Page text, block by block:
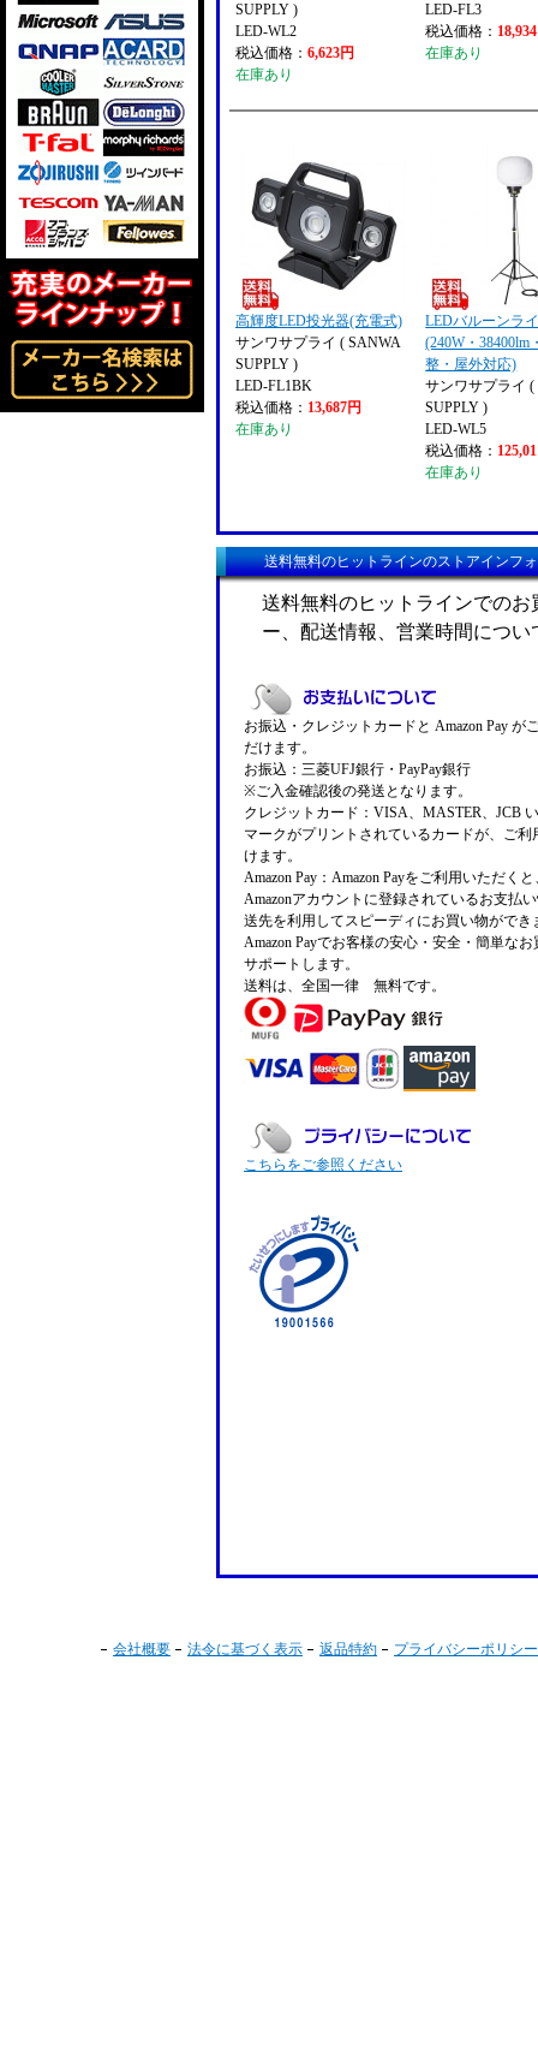
SUPPLY )
LED-WL2
税込価格： 6,623円
在庫あり
LED-FL3
税込価格：
在庫あり
高輝度LED投光器(充電式)
サンワサプライ ( SANWA
SUPPLY )
LED-FL1BK
税込価格： 13,687円
在庫あり
LEDバルーンラ
(240W・38400lm
整・屋外対応)
サンワサプライ (
SUPPLY )
LED-WL5
税込価格：
在庫あり
送料無料のヒットラインのストアインフ
送料無料のヒットラインでの
ー、配送情報、営業時間につ
お振込・クレジットカードと Amazon Pay が
だけます。
お振込：三菱UFJ銀行・PayPay銀行
※ご入金確認後の発送となります。
クレジットカード：VISA、MASTER、JCB
マークがプリントされているカードが、ご利
けます。
Amazon Pay：Amazon Payをご利用いただく
Amazonアカウントに登録されているお支払
送先を利用してスピーディにお買い物ができ
Amazon Payでお客様の安心・安全・簡単な
サポートします。
送料は、全国一律 無料です。
こちらをご参照ください
会社概要 法令に基づく表示 返品特約 プライバシーポリシー